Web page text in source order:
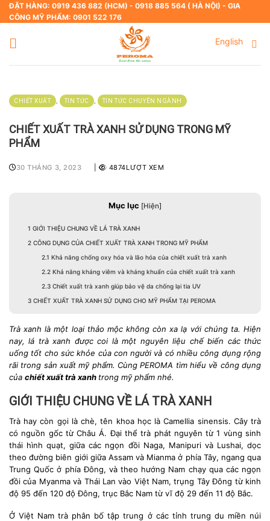
Skip
to
content
ĐẶT HÀNG: 0919 436 882 (HCM) - 0918 885 564 ( HÀ NỘI) - GIA
CÔNG MỸ PHẨM: 0901 522 176
English
CHIẾT XUẤT , TIN TỨC , TIN TỨC CHUYÊN NGÀNH
CHIẾT XUẤT TRÀ XANH SỬ DỤNG TRONG MỸ
PHẨM
30 THÁNG 3, 2023 4874LƯỢT XEM
Mục lục [Hiện]
1 GIỚI THIỆU CHUNG VỀ LÁ TRÀ XANH
2 CÔNG DỤNG CỦA CHIẾT XUẤT TRÀ XANH TRONG MỸ PHẨM
2.1 Khả năng chống oxy hóa và lão hóa của chiết xuất trà xanh
2.2Khả năng kháng viêm và kháng khuẩn của chiết xuất trà xanh
2.3Chiết xuất trà xanh giúp bảo vệ da chống lại tia UV
3 CHIẾT XUẤT TRÀ XANH SỬ DỤNG CHO MỸ PHẨM TẠI PEROMA
Trà xanh là một loại thảo mộc không còn xa lạ với chúng ta. Hiện
nay, lá trà xanh được coi là một nguyên liệu chế biến các thức
uống tốt cho sức khỏe của con người và có nhiều công dụng rộng
rãi trong sản xuất mỹ phẩm. Cùng PEROMA tìm hiểu về công dụng
của chiết xuất trà xanh trong mỹ phẩm nhé.
GIỚI THIỆU CHUNG VỀ LÁ TRÀ XANH
Trà hay còn gọi là chè, tên khoa học là Camellia sinensis. Cây trà
có nguồn gốc từ Châu Á. Đại thể trà phát nguyên từ 1 vùng sinh
thái hình quạt, giữa các ngọn đồi Naga, Manipuri và Lushai, dọc
theo đường biên giới giữa Assam và Mianma ở phía Tây, ngang qua
Trung Quốc ở phía Đông, và theo hướng Nam chạy qua các ngọn
đồi của Myanma và Thái Lan vào Việt Nam, trụng Tây Đông từ kinh
độ 95 đến 120 độ Đông, trục Bắc Nam từ vĩ độ 29 đến 11 độ Bắc.
Ở Việt Nam trà phân bố tập trung ở các tỉnh trung du miền núi